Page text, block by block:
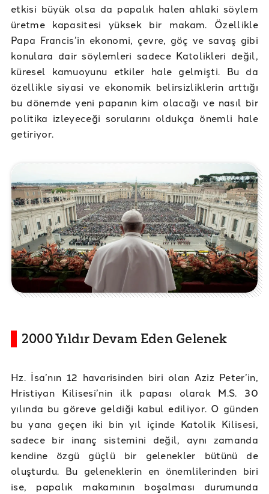
etkisi büyük olsa da papalık halen ahlaki söylem
üretme kapasitesi yüksek bir makam. Özellikle
Papa Francis’in ekonomi, çevre, göç ve savaş gibi
konulara dair söylemleri sadece Katolikleri değil,
küresel kamuoyunu etkiler hale gelmişti. Bu da
özellikle siyasi ve ekonomik belirsizliklerin arttığı
bu dönemde yeni papanın kim olacağı ve nasıl bir
politika izleyeceği sorularını oldukça önemli hale
getiriyor.
2000 Yıldır Devam Eden Gelenek
Hz. İsa’nın 12 havarisinden biri olan Aziz Peter’in,
Hristiyan Kilisesi’nin ilk papası olarak M.S. 30
yılında bu göreve geldiği kabul ediliyor. O günden
bu yana geçen iki bin yıl içinde Katolik Kilisesi,
sadece bir inanç sistemini değil, aynı zamanda
kendine özgü güçlü bir gelenekler bütünü de
oluşturdu. Bu geleneklerin en önemlilerinden biri
ise, papalık makamının boşalması durumunda